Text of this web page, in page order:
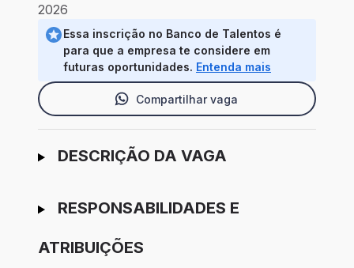
2026
Essa inscrição no Banco de Talentos é
para que a empresa te considere em
futuras oportunidades. Entenda mais
Compartilhar vaga
Ir para candidatura
DESCRIÇÃO DA VAGA
RESPONSABILIDADES E
ATRIBUIÇÕES